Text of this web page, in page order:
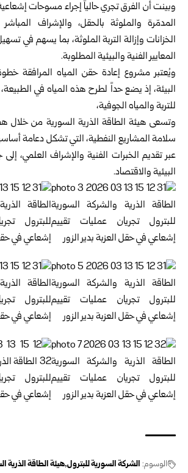
وبينت أن الفرق تجري حالياً إجراء مسوحات
المدمّرة والملوثة بالحقل، والإشراف
الخزانات وإزالة التربة الملوثة، بما يسهم في
المعايير الفنية والبيئية المطلوبة.
ويُعتبر مشروع إعادة حقن المياه المرافقة
البيئة، إذ يضع حداً لطرح هذه المياه في
للتربة والمياه الجوفية،
وتسعى هيئة الطاقة الذرية السورية من خلال
سلامة المشاريع النفطية، التي تشكل دعامة
عبر تقديم الخبرات الفنية والإشراف العلمي،
البيئية والاقتصاد.
الوسوم: الشركة السورية للبترولهيئة الطاقة الذرية